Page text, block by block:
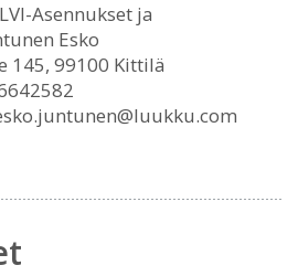
LVI-Asennukset ja
Esko
145, 99100 Kittilä